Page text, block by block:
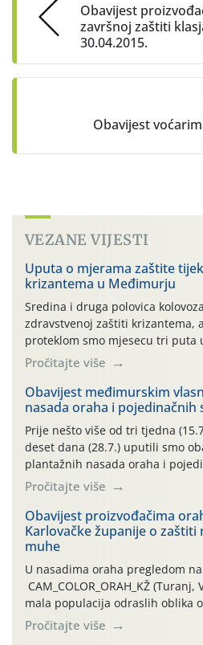
Obavijest
završnoj zaštiti
30.04.2015.
Obavijest
VEZANE VIJESTI
Uputa o mjerama zaštite
krizantema u Međimurju
Sredina i druga polovica
zdravstvenoj zaštiti krizantema,
proteklom smo mjesecu tri puta
preventivnim mjerama zaštite
uzročnika bolesti, štetnika i fito-
06.7.)! Na početku ovog
povijesno i ekstremno vruće
najviše temperature […]
Pročitajte više
Obavijest međimurskim
nasada oraha i pojedinačnih
Prije nešto više od tri tjedna
deset dana (28.7.) uputili smo
plantažnih nasada oraha i
leta i ovogodišnjoj potrebi
orahove muhe (Rhagoletis
traje drugi ovogodišnji “toplinski
izražen zadnja šest dana (31.7.-
temperature zraka svakodnevno
Pročitajte više
Obavijest proizvođačima
Karlovačke županije o zaštiti
muhe
U nasadima oraha pregledom
CAM_COLOR_ORAH_KŽ
mala populacija odraslih oblika
(Rhagoletis completa). Niska
činjenicom da je riječ o mladim
Pročitajte više